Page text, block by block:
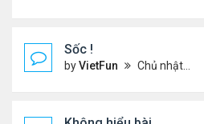
Sốc !
byVietFun Chủ nhật Tháng 11 14, 2021 9:05 pm